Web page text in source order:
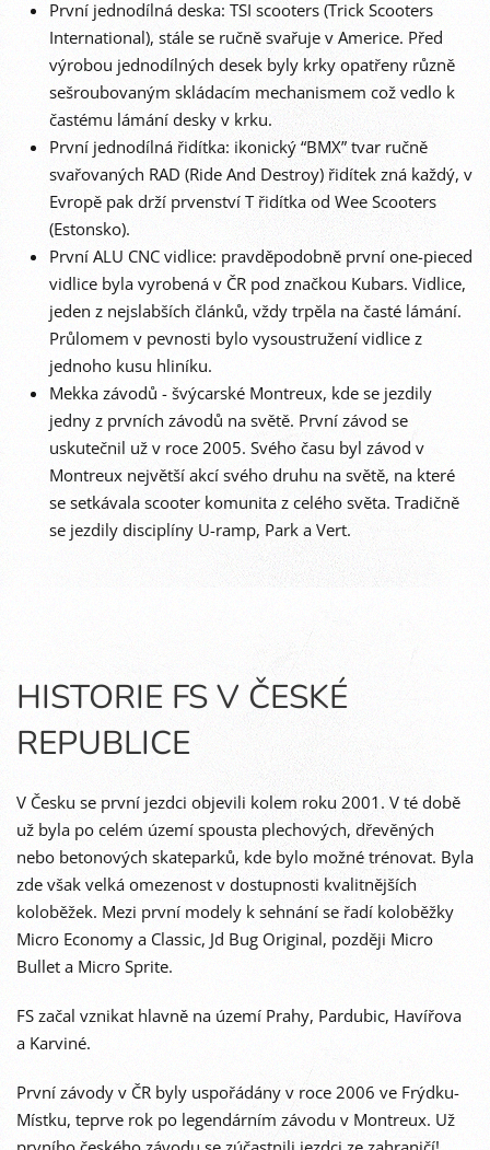
První jednodílná deska: TSI scooters (Trick Scooters
International), stále se ručně svařuje v Americe. Před
výrobou jednodílných desek byly krky opatřeny různě
sešroubovaným skládacím mechanismem což vedlo k
častému lámání desky v krku.
První jednodílná řidítka: ikonický “BMX” tvar ručně
svařovaných RAD (Ride And Destroy) řidítek zná každý, v
Evropě pak drží prvenství T řidítka od Wee Scooters
(Estonsko).
První ALU CNC vidlice: pravděpodobně první one-pieced
vidlice byla vyrobená v ČR pod značkou Kubars. Vidlice,
jeden z nejslabších článků, vždy trpěla na časté lámání.
Průlomem v pevnosti bylo vysoustružení vidlice z
jednoho kusu hliníku.
Mekka závodů - švýcarské Montreux, kde se jezdily
jedny z prvních závodů na světě. První závod se
uskutečnil už v roce 2005. Svého času byl závod v
Montreux největší akcí svého druhu na světě, na které
se setkávala scooter komunita z celého světa. Tradičně
se jezdily disciplíny U-ramp, Park a Vert.
HISTORIE FS V ČESKÉ
REPUBLICE
V Česku se první jezdci objevili kolem roku 2001. V té době
už byla po celém území spousta plechových, dřevěných
nebo betonových skateparků, kde bylo možné trénovat. Byla
zde však velká omezenost v dostupnosti kvalitnějších
koloběžek. Mezi první modely k sehnání se řadí koloběžky
Micro Economy a Classic, Jd Bug Original, později Micro
Bullet a Micro Sprite.
FS začal vznikat hlavně na území Prahy, Pardubic, Havířova
a Karviné.
První závody v ČR byly uspořádány v roce 2006 ve Frýdku-
Místku, teprve rok po legendárním závodu v Montreux. Už